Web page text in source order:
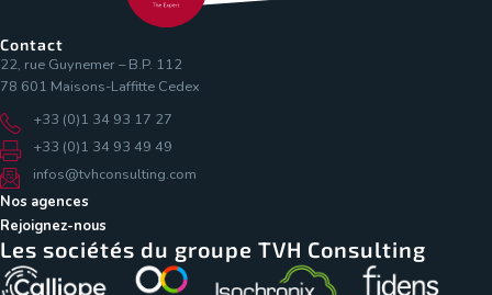
Contact
22, rue Guynemer – B.P. 112
78 601 Maisons-Laffitte Cedex
+33 (0)1 34 93 17 27
+33 (0)1 34 93 49 49
infos@tvhconsulting.com
Nos agences
Rejoignez-nous
Les sociétés du groupe TVH Consulting